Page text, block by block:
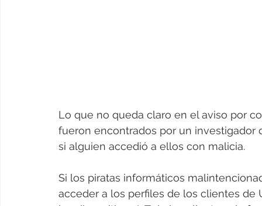
Lo que no queda claro en el aviso por
fueron encontrados por un
si alguien accedió a ellos con malicia.
Si los piratas informáticos
acceder a los perfiles de los clientes